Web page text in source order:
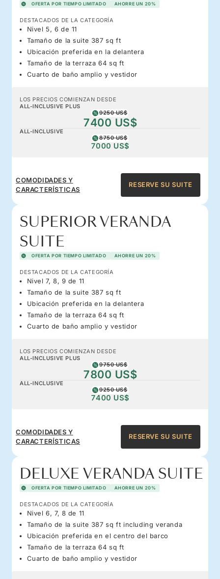
OFERTA POR TIEMPO LIMITADO AHORRE UN 20%
DESTACADOS DE LA CATEGORÍA
Nivel 5, 6 de 11
Tamaño de la suite 387 sq ft
Ubicación preferida en la delantera
Tamaño de la terraza 64 sq ft
Cuarto de baño amplio y vestidor
LOS PRECIOS COMIENZAN DESDE
ALL-INCLUSIVE PLUS
9250 US$
7400 US$
ALL-INCLUSIVE
8750 US$
7000 US$
COMODIDADES Y
CARACTERÍSTICAS
RESERVE SU SUITE
SUPERIOR VERANDA
SUITE
OFERTA POR TIEMPO LIMITADO AHORRE UN 20%
DESTACADOS DE LA CATEGORÍA
Nivel 7, 8, 9 de 11
Tamaño de la suite 387 sq ft
Ubicación preferida en la delantera
Tamaño de la terraza 64 sq ft
Cuarto de baño amplio y vestidor
LOS PRECIOS COMIENZAN DESDE
ALL-INCLUSIVE PLUS
9750 US$
7800 US$
ALL-INCLUSIVE
9250 US$
7400 US$
COMODIDADES Y
CARACTERÍSTICAS
RESERVE SU SUITE
DELUXE VERANDA SUITE
OFERTA POR TIEMPO LIMITADO AHORRE UN 20%
DESTACADOS DE LA CATEGORÍA
Nivel 6, 7, 8 de 11
Tamaño de la suite 387 sq ft including veranda
Ubicación preferida en el centro del barco
Tamaño de la terraza 64 sq ft
Cuarto de baño amplio y vestidor